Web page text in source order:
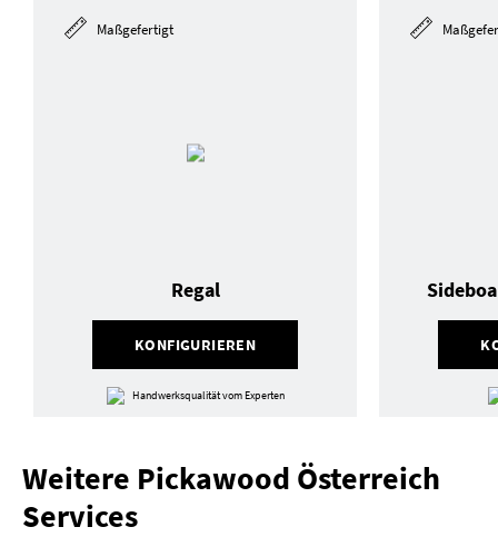
Maßgefertigt
KONFIGURIEREN
Regal
Handwerksqualität vom Experten
Weitere Pickawood Österreich
Services